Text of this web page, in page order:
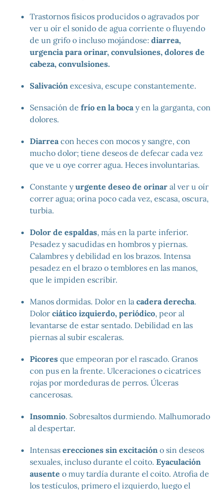
Trastornos físicos producidos o agravados por
ver u oír el sonido de agua corriente o fluyendo
de un grifo o incluso mojándose: diarrea,
urgencia para orinar, convulsiones, dolores de
cabeza, convulsiones.
Salivación excesiva, escupe constantemente.
Sensación de frío en la boca y en la garganta, con
dolores.
Diarrea con heces con mocos y sangre, con
mucho dolor; tiene deseos de defecar cada vez
que ve u oye correr agua. Heces involuntarias.
Constante yurgente deseo de orinar al ver u oír
correr agua; orina poco cada vez, escasa, oscura,
turbia.
Dolor de espaldas, más en la parte inferior.
Pesadez y sacudidas en hombros y piernas.
Calambres y debilidad en los brazos. Intensa
pesadez en el brazo o temblores en las manos,
que le impiden escribir.
Manos dormidas. Dolor en la cadera derecha.
Dolor ciático izquierdo, periódico, peor al
levantarse de estar sentado. Debilidad en las
piernas al subir escaleras.
Picores que empeoran por el rascado. Granos
con pus en la frente. Ulceraciones o cicatrices
rojas por mordeduras de perros. Úlceras
cancerosas.
Insomnio. Sobresaltos durmiendo. Malhumorado
al despertar.
Intensas erecciones sin excitación o sin deseos
sexuales, incluso durante el coito. Eyaculación
ausente o muy tardía durante el coito. Atrofia de
los testículos, primero el izquierdo, luego el